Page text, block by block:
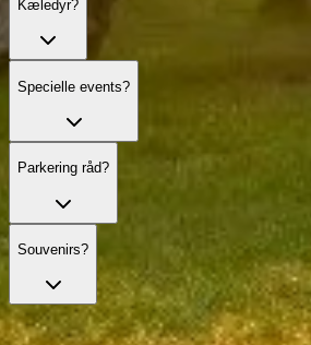
Kæledyr?
Specielle events?
Parkering råd?
Souvenirs?